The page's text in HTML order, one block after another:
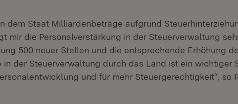
dem Staat Milliardenbeträge aufgrund
mir die Personalverstärkung in der Steuerverwaltung
500 neuer Stellen und die entsprechende Erhöhung
der Steuerverwaltung durch das Land ist ein wichtiger
und für mehr Steuergerechtigkeit“, so